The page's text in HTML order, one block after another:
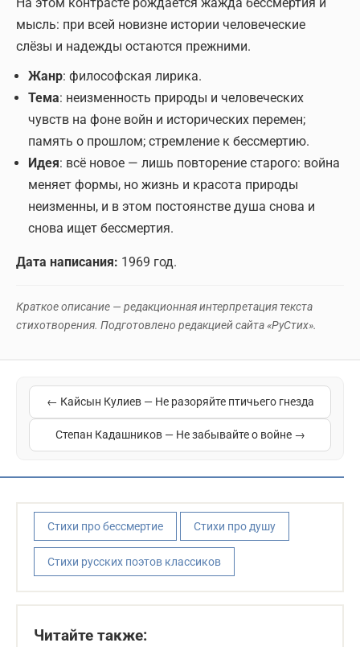
мысль: при всей новизне истории человеческие
слёзы и надежды остаются прежними.
Жанр: философская лирика.
Тема: неизменность природы и человеческих
чувств на фоне войн и исторических перемен;
память о прошлом; стремление к бессмертию.
Идея: всё новое — лишь повторение старого: война
меняет формы, но жизнь и красота природы
неизменны, и в этом постоянстве душа снова и
снова ищет бессмертия.
Дата написания: 1969 год.
Краткое описание — редакционная интерпретация текста
стихотворения. Подготовлено редакцией сайта «РуСтих».
← Кайсын Кулиев — Не разоряйте птичьего гнезда
Степан Кадашников — Не забывайте о войне →
Стихи про бессмертие Стихи про душу
Стихи русских поэтов классиков
Читайте также: